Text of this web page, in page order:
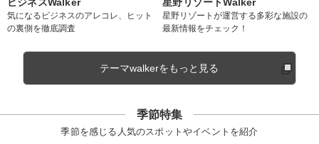
ビジネスWalker
気になるビジネスのアレコレ、ヒット
の裏側を徹底調査
星野リゾートWalker
星野リゾートが運営する多彩な施設の
最新情報をチェック！
テーマwalkerをもっと見る
季節特集
季節を感じる人気のスポットやイベントを紹介